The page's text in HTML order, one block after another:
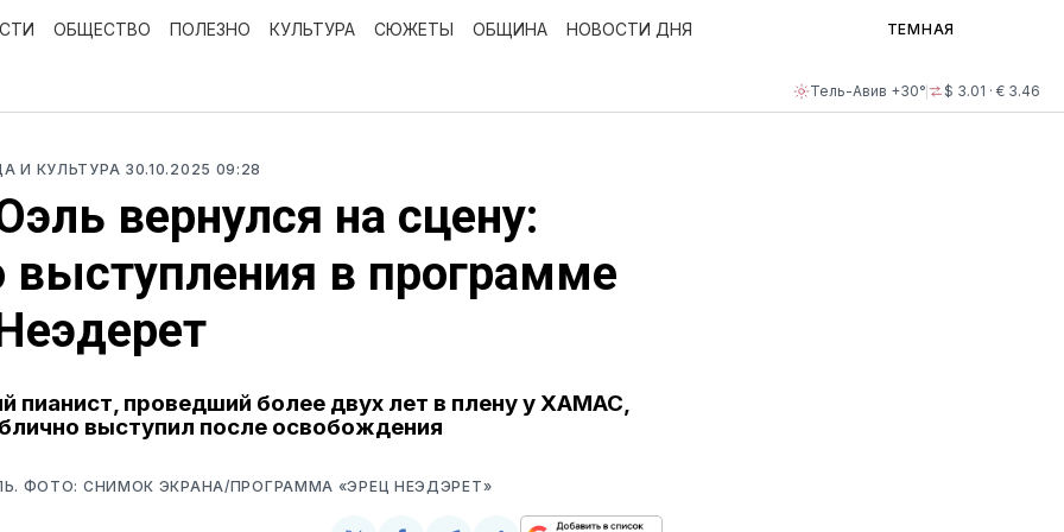
Тель-Авив +30° $ 3.01 · € 3.46
ОБЩЕСТВО ПОЛЕЗНО КУЛЬТУРА СЮЖЕТЫ ОБЩИНА НОВОСТИ ДНЯ ТЕМНАЯ
И КУЛЬТУРА 30.10.2025 09:28
вернулся на сцену:
выступления в программе
пианист, проведший более двух лет в плену у ХАМАС,
выступил после освобождения
ФОТО: СНИМОК ЭКРАНА/ПРОГРАММА «ЭРЕЦ НЕЭДЭРЕТ»